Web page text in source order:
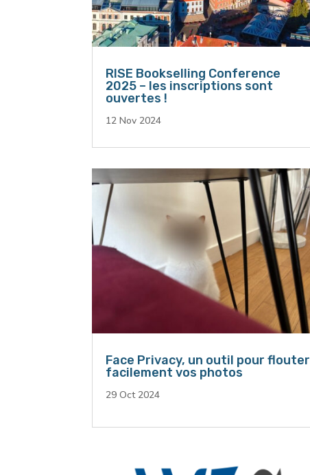
RISE Bookselling Conference
2025 – les inscriptions sont
ouvertes !
12 Nov 2024
Face Privacy, un outil pour flouter
facilement vos photos
29 Oct 2024